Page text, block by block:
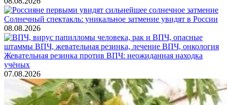
Солнечный спектакль: уникальное затмение увидят в России
08.08.2026
Жевательная резинка против ВПЧ: неожиданная находка
учёных
07.08.2026